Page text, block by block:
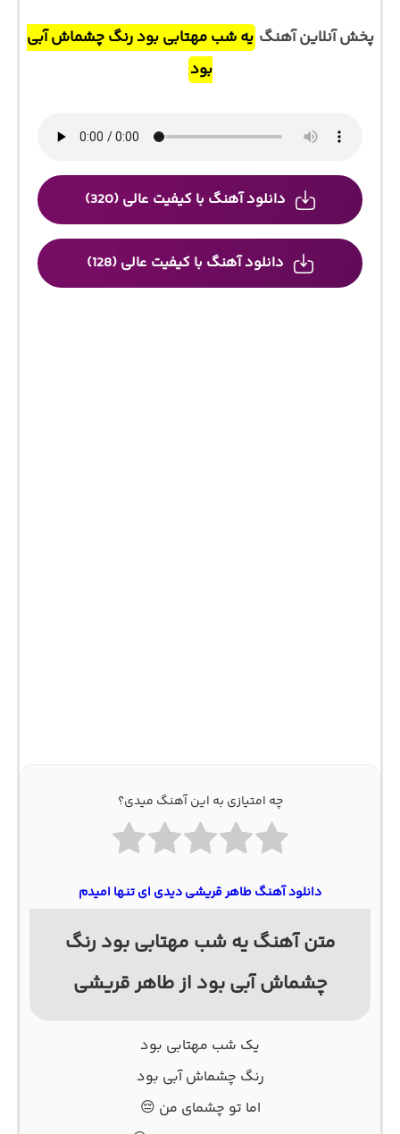
پخش آنلاین آهنگ یه شب مهتابی بود رنگ چشماش آبی
بود
دانلود آهنگ با کیفیت عالی (320)
دانلود آهنگ با کیفیت عالی (128)
چه امتیازی به این آهنگ میدی؟
دانلود آهنگ طاهر قریشی دیدی ای تنها امیدم
متن آهنگ یه شب مهتابی بود رنگ
چشماش آبی بود از طاهر قریشی
یک شب مهتابی بود
رنگ چشماش آبی بود
اما تو چشمای من 😔